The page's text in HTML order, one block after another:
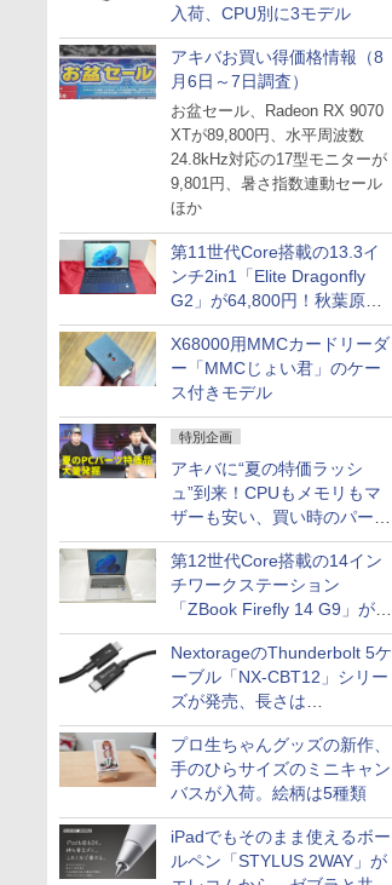
入荷、CPU別に3モデル
アキバお買い得価格情報（8
月6日～7日調査）
お盆セール、Radeon RX 9070
XTが89,800円、水平周波数
24.8kHz対応の17型モニターが
9,801円、暑さ指数連動セール
ほか
第11世代Core搭載の13.3イ
ンチ2in1「Elite Dragonfly
G2」が64,800円！秋葉原で
中古PCセール
X68000用MMCカードリーダ
ー「MMCじょい君」のケー
ス付きモデル
特別企画
アキバに“夏の特価ラッシ
ュ”到来！CPUもメモリもマ
ザーも安い、買い時のパーツ
は？【8月7日(金)22時配信】
第12世代Core搭載の14イン
チワークステーション
「ZBook Firefly 14 G9」が
79,800円！秋葉原で中古PC
セール
NextorageのThunderbolt 5ケ
ーブル「NX-CBT12」シリー
ズが発売、長さは
30cm/50cm/1mの3種類
プロ生ちゃんグッズの新作、
手のひらサイズのミニキャン
バスが入荷。絵柄は5種類
iPadでもそのまま使えるボー
ルペン「STYLUS 2WAY」が